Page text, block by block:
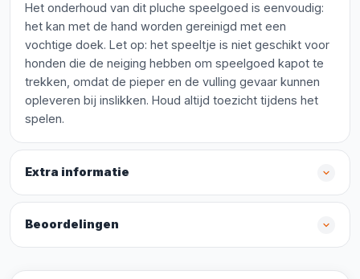
Het onderhoud van dit pluche speelgoed is eenvoudig:
het kan met de hand worden gereinigd met een
vochtige doek. Let op: het speeltje is niet geschikt voor
honden die de neiging hebben om speelgoed kapot te
trekken, omdat de pieper en de vulling gevaar kunnen
opleveren bij inslikken. Houd altijd toezicht tijdens het
spelen.
Extra informatie
Beoordelingen